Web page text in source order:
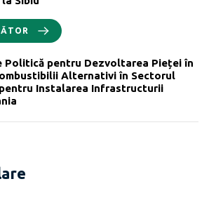
Politică pentru Dezvoltarea Pieței în
Alternativi în Sectorul
Instalarea Infrastructurii